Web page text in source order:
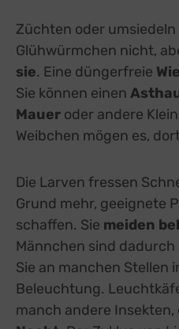
Züchten oder umsiedeln
Glühwürmchen nicht,
sie. Eine düngerfreie
Sie können einen
Mauer oder andere
Weibchen mögen es,
Die Larven fressen
Grund mehr, geeignete
schaffen. Sie meiden
Männchen sind
Sie an manchen Stellen
Beleuchtung.
manch andere Insekten,